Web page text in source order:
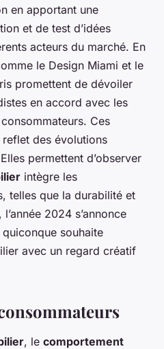
en apportant une
et de test d’idées
acteurs du marché. En
le Design Miami et le
promettent de dévoiler
en accord avec les
Ces
des évolutions
permettent d’observer
intègre les
telles que la durabilité et
2024 s’annonce
souhaite
avec un regard créatif
, le comportement